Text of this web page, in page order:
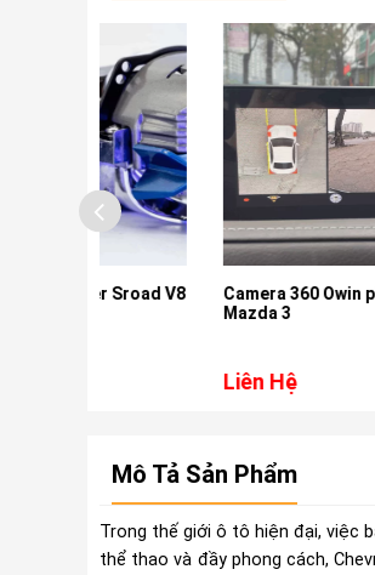
Camera 360 Owin plus cho xe
Mô Tả Sản Phẩm
Trong thế giới ô tô hiện đại, việc
thể thao và đầy phong cách,